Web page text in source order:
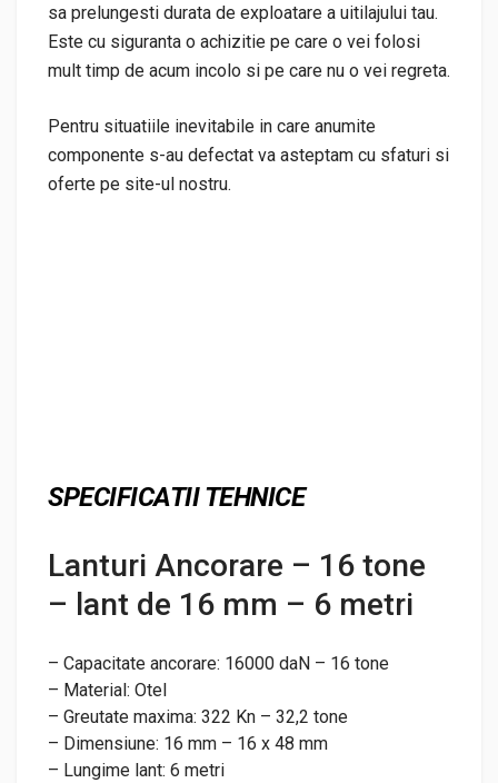
sa prelungesti durata de exploatare a uitilajului tau.
Este cu siguranta o achizitie pe care o vei folosi
mult timp de acum incolo si pe care nu o vei regreta.
Pentru situatiile inevitabile in care anumite
componente s-au defectat va asteptam cu sfaturi si
oferte pe site-ul nostru.
SPECIFICATII TEHNICE
Lanturi Ancorare – 16 tone
– lant de 16 mm – 6 metri
– Capacitate ancorare: 16000 daN – 16 tone
– Material: Otel
– Greutate maxima: 322 Kn – 32,2 tone
– Dimensiune: 16 mm – 16 x 48 mm
– Lungime lant: 6 metri